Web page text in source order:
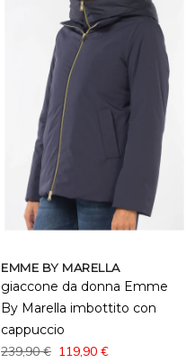
EMME BY MARELLA
giaccone da donna Emme
By Marella imbottito con
cappuccio
239,90 € 119,90 €